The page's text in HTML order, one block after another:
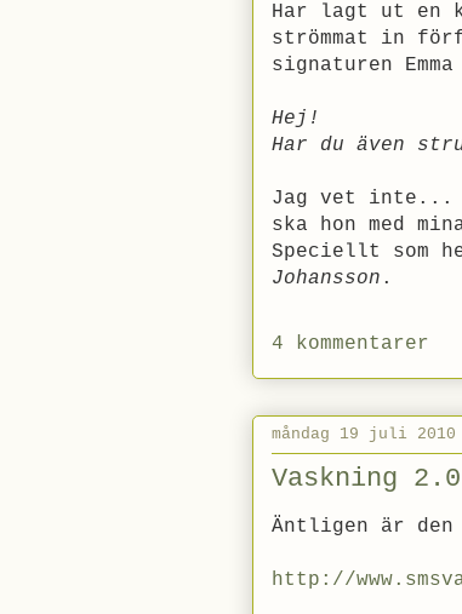
Har lagt ut en
strömmat in
signaturen
Hej!
Har du även
Jag vet inte...
ska hon med
Speciellt som
Johansson .
4 kommentarer
måndag 19 juli 2010
Vaskning 2.0
Äntligen är den
http://